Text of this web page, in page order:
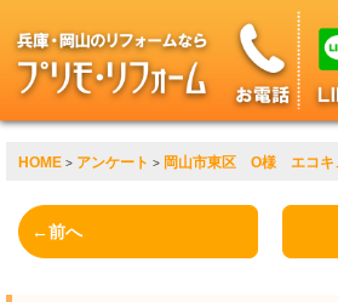
HOME > アンケート > 岡山市東区 O様 エコキ
←前へ